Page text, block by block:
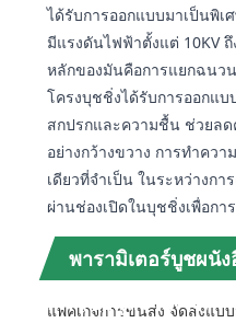
ได้รับการออกแบบมาเป็นพิ
มีแรงดันไฟฟ้าตั้งแต่ 10KV
หลักของมันคือการแยกฉนว
โครงบุชชิ่งได้รับการออกแ
สกปรกและความชื้น ช่วยลด
อย่างกว้างขวาง การทำคว
เดียวที่จำเป็น ในระหว่างกา
ผ่านช่องเปิดในบุชชิ่งเพื่อกา
พารามิเตอร์บูชผนั
MV (ข้อมูลจำเพาะ)
แพคเกจการขนส่ง จัดส่งแ